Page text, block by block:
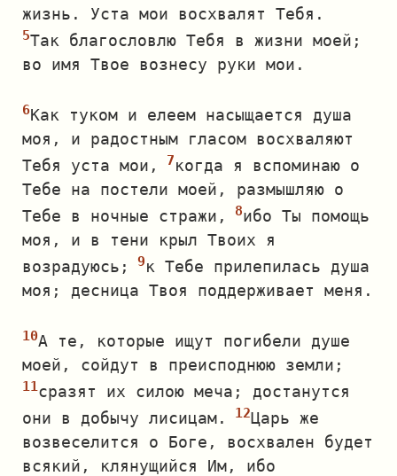
жизнь. Уста мои восхвалят Тебя.
Так благословлю Тебя в жизни моей;
во имя Твое вознесу руки мои.
Как туком и елеем насыщается душа
моя, и радостным гласом восхваляют
Тебя уста мои,
когда я вспоминаю о
Тебе на постели моей, размышляю о
Тебе в ночные стражи,
ибо Ты помощь
моя, и в тени крыл Твоих я
возрадуюсь;
к Тебе прилепилась душа
моя; десница Твоя поддерживает меня.
А те, которые ищут погибели душе
моей, сойдут в преисподнюю земли;
сразят их силою меча; достанутся
они в добычу лисицам.
Царь же
возвеселится о Боге, восхвален будет
всякий, клянущийся Им, ибо